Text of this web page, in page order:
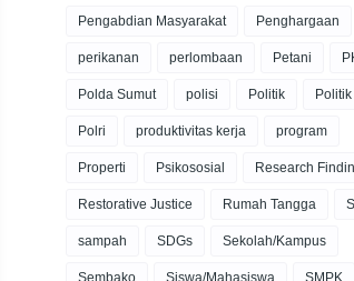
Pengabdian Masyarakat Penghargaan
perikanan perlombaan Petani
Polda Sumut polisi Politik
Polri produktivitas kerja program
Properti Psikososial Research
Restorative Justice Rumah Tangga
sampah SDGs Sekolah/Kampus
Sembako Siswa/Mahasiswa SMPK